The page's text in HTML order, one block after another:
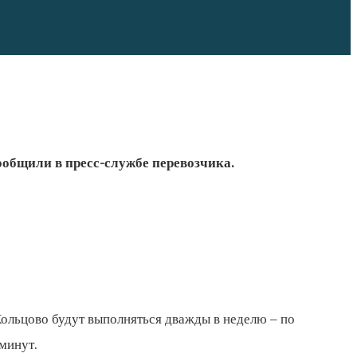
в пресс-службе перевозчика.
будут выполняться дважды в неделю – по